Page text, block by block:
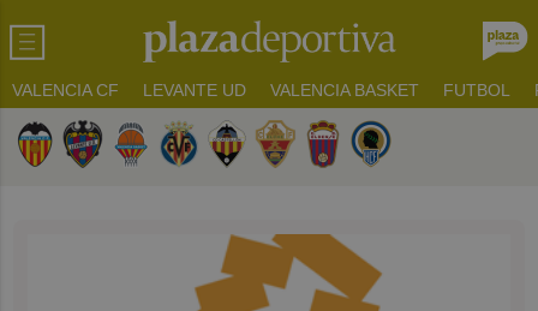
VALENCIA CF LEVANTE UD VALENCIA BASKET FUTBOL